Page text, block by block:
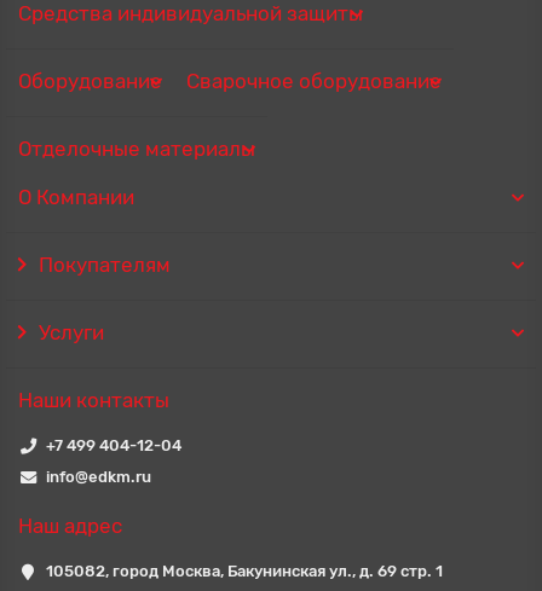
Средства индивидуальной защиты
Оборудование Сварочное оборудование
Отделочные материалы
О Компании
Покупателям
Услуги
Наши контакты
+7 499 404-12-04
info@edkm.ru
Наш адрес
105082, город Москва, Бакунинская ул., д. 69 стр. 1